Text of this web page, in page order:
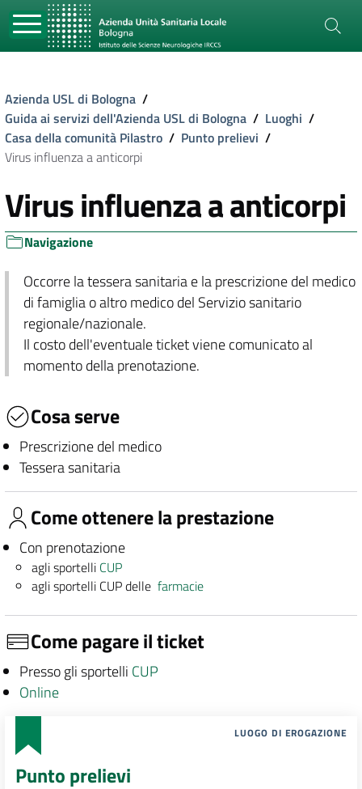
Azienda USL di Bologna /
Guida ai servizi dell'Azienda USL di Bologna / Luoghi /
Casa della comunità Pilastro / Punto prelievi /
Virus influenza a anticorpi
Virus influenza a anticorpi
Navigazione
Occorre la tessera sanitaria e la prescrizione del medico
di famiglia o altro medico del Servizio sanitario
regionale/nazionale.
Il costo dell'eventuale ticket viene comunicato al
momento della prenotazione.
Cosa serve
Prescrizione del medico
Tessera sanitaria
Come ottenere la prestazione
Con prenotazione
agli sportelli CUP
agli sportelli CUP dellefarmacie
Come pagare il ticket
Presso gli sportelli CUP
Online
LUOGO DI EROGAZIONE
Punto prelievi